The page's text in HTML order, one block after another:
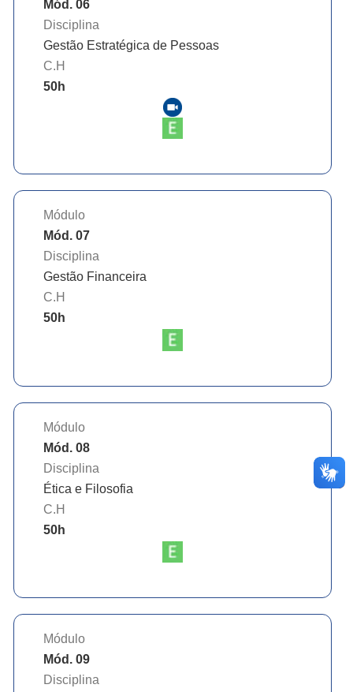
Mód. 06
Disciplina
Gestão Estratégica de Pessoas
C.H
50h
Módulo
Mód. 07
Disciplina
Gestão Financeira
C.H
50h
Módulo
Mód. 08
Disciplina
Ética e Filosofia
C.H
50h
Módulo
Mód. 09
Disciplina